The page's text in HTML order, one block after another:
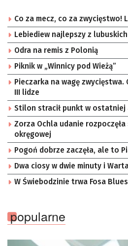
Co za mecz, co za zwycięstwo!
Lebiediew najlepszy z
Odra na remis z Polonią
Piknik w „Winnicy pod Wieżą”
Pieczarka na wagę zwycięstwa.
III lidze
Stilon stracił punkt w ostatniej
Zorza Ochla udanie
okręgowej
Pogoń dobrze zaczęła, ale to
Dwa ciosy w dwie minuty i
W Świebodzinie trwa Fosa
popularne